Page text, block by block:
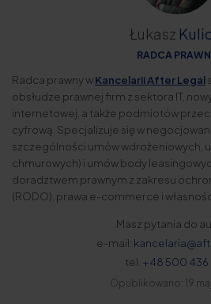
Łukasz
RADCA
Radca prawny wKancelarii After Legal
obsłudze prawnej firm z sektora IT,
internetowej, a także podmiotów
cyfrową. Specjalizuje się w
szczególności umów wdrożeniowych,
chmurowych) i umów body
doradztwem prawnym z zakresu
(RODO), prawa e-commerce i
Masz pytania do
e-mail:
tel. +48 500 436
Opublikowano: 19